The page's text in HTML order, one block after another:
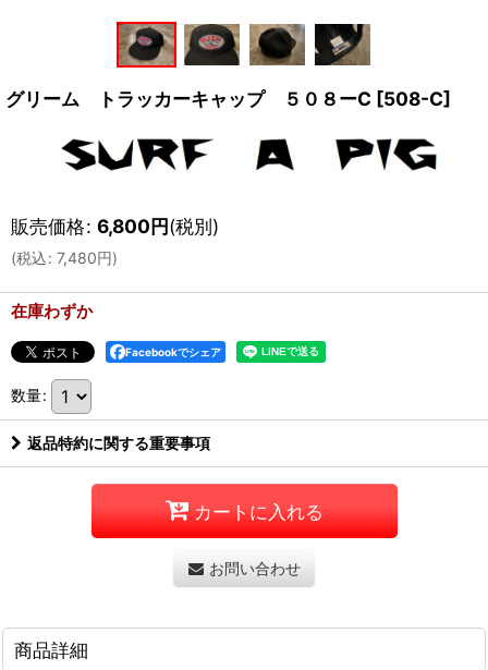
グリーム トラッカーキャップ ５０８ーC [508-C]
販売価格: 6,800円(税別)
(税込: 7,480円)
在庫わずか
Facebookでシェア
数量:
返品特約に関する重要事項
カートに入れる
お問い合わせ
商品詳細